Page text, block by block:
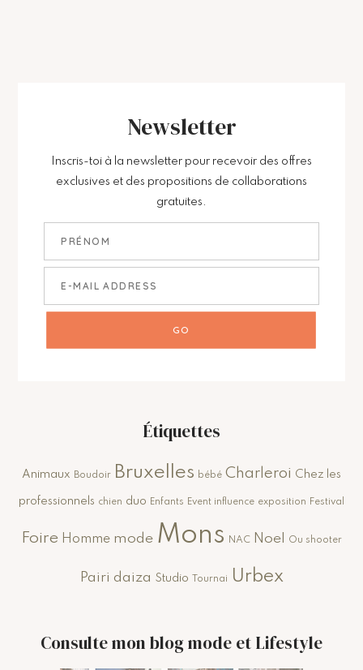
Newsletter
Inscris-toi à la newsletter pour recevoir des offres
exclusives et des propositions de collaborations
gratuites.
Étiquettes
Animaux Boudoir Bruxelles bébé Charleroi Chez les
professionnels chien duo Enfants Event influence exposition Festival
Foire Homme mode Mons NAC Noel Ou shooter
Pairi daiza Studio Tournai Urbex
Consulte mon blog mode et Lifestyle